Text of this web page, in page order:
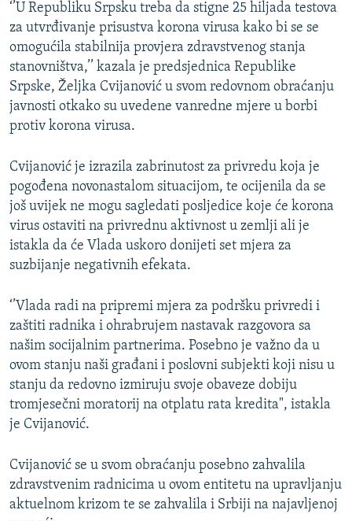
POPLAVE I KLIZIŠTA U BIH 2024.
TV LIBERTY
POST SCRIPTUM
MOJA EVROPA
SVE KARTE DEJTONA
NASTANAK I RASPAD JUGOSLAVIJE
Sve RFE/RL stranice
‘’U Republiku Srpsku treba da stigne 25 hiljada testova
za utvrđivanje prisustva korona virusa kako bi se se
omogućila stabilnija provjera zdravstvenog stanja
stanovništva,’’ kazala je predsjednica Republike
Srpske, Željka Cvijanović u svom redovnom obraćanju
javnosti otkako su uvedene vanredne mjere u borbi
protiv korona virusa.
Cvijanović je izrazila zabrinutost za privredu koja je
pogođena novonastalom situacijom, te ocijenila da se
još uvijek ne mogu sagledati posljedice koje će korona
virus ostaviti na privrednu aktivnost u zemlji ali je
istakla da će Vlada uskoro donijeti set mjera za
suzbijanje negativnih efekata.
‘’Vlada radi na pripremi mjera za podršku privredi i
zaštiti radnika i ohrabrujem nastavak razgovora sa
našim socijalnim partnerima. Posebno je važno da u
ovom stanju naši građani i poslovni subjekti koji nisu u
stanju da redovno izmiruju svoje obaveze dobiju
tromjesečni moratorij na otplatu rata kredita", istakla
je Cvijanović.
Cvijanović se u svom obraćanju posebno zahvalila
zdravstvenim radnicima u ovom entitetu na upravljanju
aktuelnom krizom te se zahvalila i Srbiji na najavljenoj